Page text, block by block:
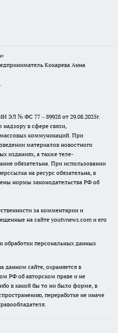
Кокарева Анна
ЭЛ № ФС 77 – 89928 от 29.08.2025г.
в сфере связи,
коммуникаций. При
материалов новостного
изданиях, а также теле-
обязательна. При использовании
на ресурс обязательна, в
нормы законодательства РФ об
за комментарии и
на сайте youtvnews.com и его
обработки персональных данных
данном сайте, охраняется в
РФ об авторском праве и не
в какой бы то ни было форме, в
переработке не иначе